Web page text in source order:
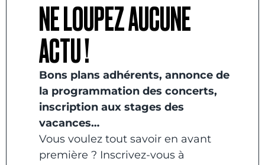
NE LOUPEZ AUCUNE
ACTU !
Bons plans adhérents, annonce de
la programmation des concerts,
inscription aux stages des
vacances…
Vous voulez tout savoir en avant
première ? Inscrivez-vous à